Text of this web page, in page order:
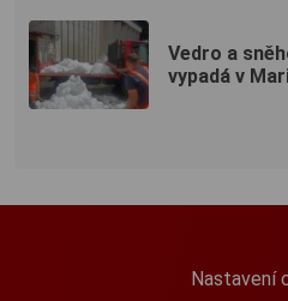
Vedro a
vypadá v
Nastavení